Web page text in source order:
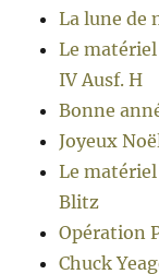
La lune de
Le
IV Ausf. H
Bonne
Joyeux
Le
Blitz
Opération
Chuck